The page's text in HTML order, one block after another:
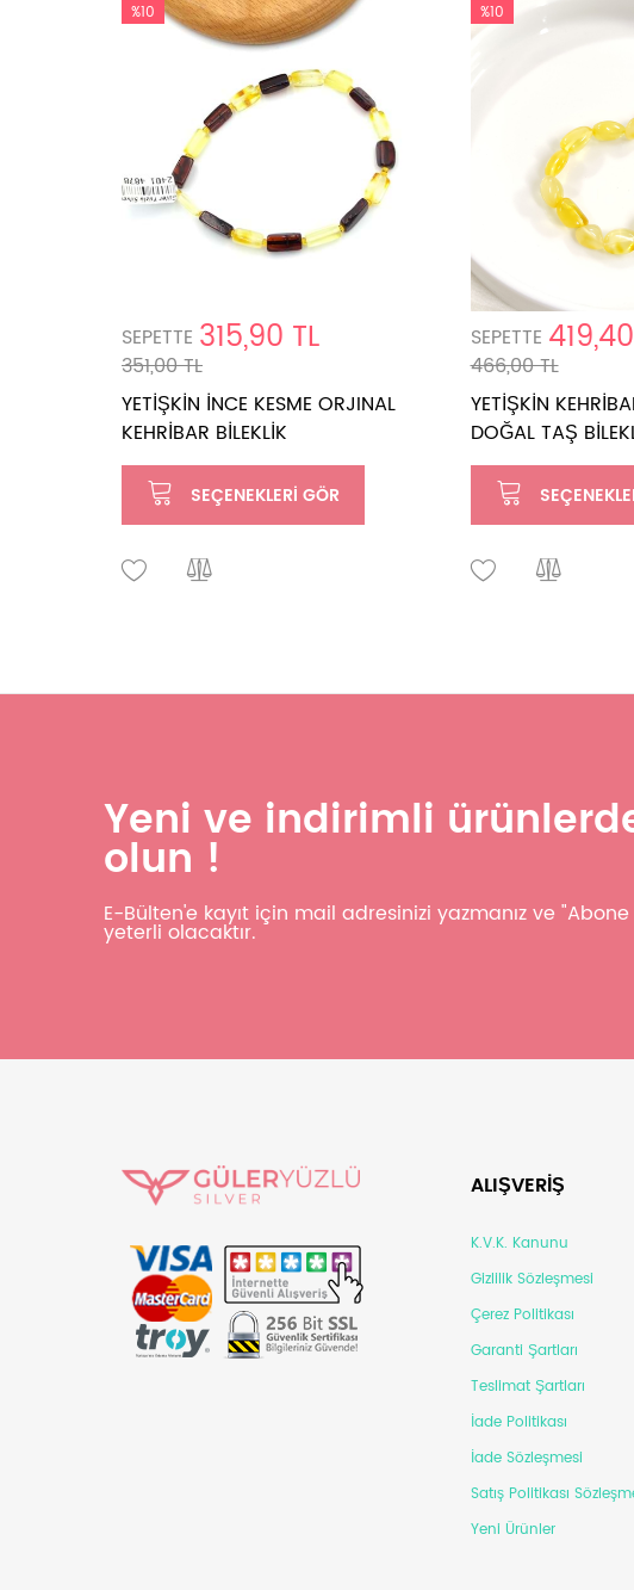
%10
SEPETTE 315,90 TL
351,00 TL
YETİŞKİN İNCE KESME ORJINAL
KEHRİBAR BİLEKLİK
SEÇENEKLERI GÖR
%10
SEPETTE
466,00 TL
YETİŞKİN
DOĞAL TAŞ
Yeni ve indirimli
olun !
E-Bülten'e kayıt için mail adresinizi yazmanız ve
yeterli olacaktır.
ALIŞVERİŞ
K.V.K. Kanunu
Gizlilik Sözleşmesi
Çerez Politikası
Garanti Şartları
Teslimat Şartları
İade Politikası
İade Sözleşmesi
Satış Politikası
Yeni Ürünler